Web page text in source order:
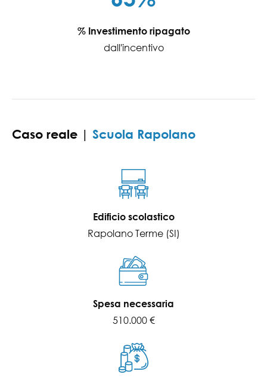
% Investimento ripagato
dall'incentivo
Caso reale | Scuola Rapolano
Edificio scolastico
Rapolano Terme (SI)
Spesa necessaria
510.000 €